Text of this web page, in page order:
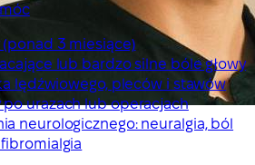
(ponad 3 miesiące)
lub bardzo silne bóle głowy
lędźwiowego, pleców i stawów
urazach lub operacjach
neurologicznego: neuralgia, ból